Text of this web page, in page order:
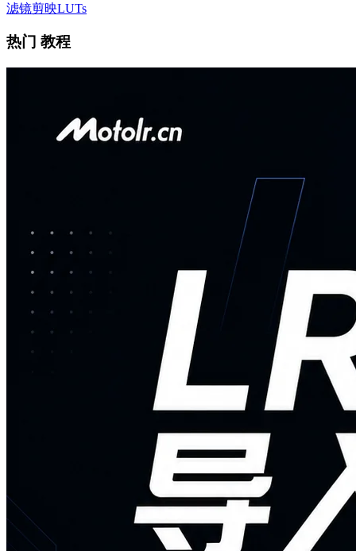
滤镜剪映LUTs
热门 教程